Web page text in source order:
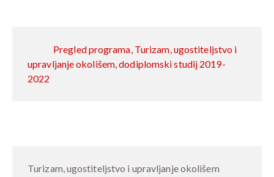
Pregled programa, Turizam, ugostiteljstvo i
upravljanje okolišem, dodiplomski studij 2019-
2022
Turizam, ugostiteljstvo i upravljanje okolišem